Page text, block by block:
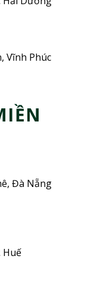
Vĩnh Phúc
Đà Nẵng
Huế